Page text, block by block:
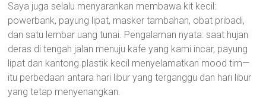
Saya juga selalu menyarankan membawa kit kecil:
powerbank, payung lipat, masker tambahan, obat pribadi,
dan satu lembar uang tunai. Pengalaman nyata: saat hujan
deras di tengah jalan menuju kafe yang kami incar, payung
lipat dan kantong plastik kecil menyelamatkan mood tim—
itu perbedaan antara hari libur yang terganggu dan hari libur
yang tetap menyenangkan.